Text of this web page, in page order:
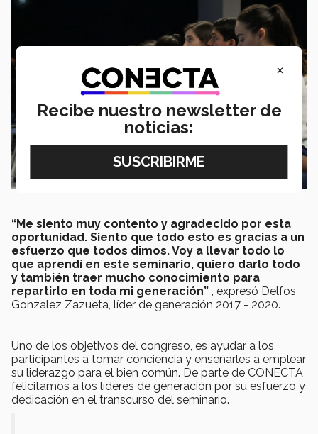
“Me siento muy contento y agradecido por esta
oportunidad. Siento que todo esto es gracias a un
esfuerzo que todos dimos. Voy a llevar todo lo
que aprendí en este seminario, quiero darlo todo
y también traer mucho conocimiento para
repartirlo en toda mi generación” , expresó Delfos
Gonzalez Zazueta, líder de generación 2017 - 2020.
Uno de los objetivos del congreso, es ayudar a los
participantes a tomar conciencia y enseñarles a emplear
su liderazgo para el bien común. De parte de CONECTA
felicitamos a los líderes de generación por su esfuerzo y
dedicación en el transcurso del seminario.
×
Recibe nuestro newsletter de
noticias: